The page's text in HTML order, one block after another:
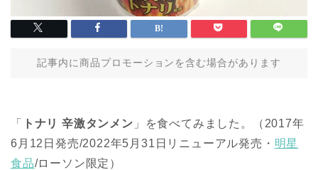
記事内に商品プロモーションを含む場合があります
「 トナリ 辛激タンメン 」を食べてみました。（2017年
6月12日発売/2022年5月31日リニューアル発売・ 明星
食品/ローソン限定）